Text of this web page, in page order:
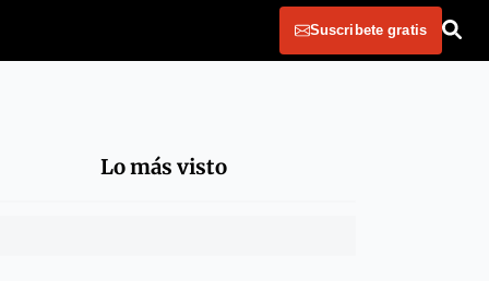
Suscribete gratis
Lo más visto